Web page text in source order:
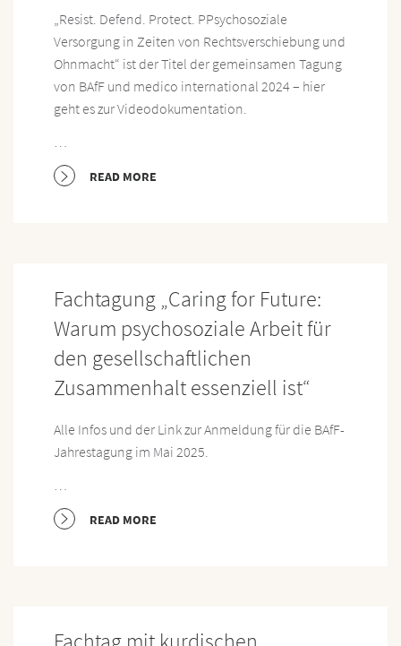
„Resist. Defend. Protect. PPsychosoziale
Versorgung in Zeiten von Rechtsverschiebung und
Ohnmacht“ ist der Titel der gemeinsamen Tagung
von BAfF und medico international 2024 – hier
geht es zur Videodokumentation.
…
READ MORE
Fachtagung „Caring for Future:
Warum psychosoziale Arbeit für
den gesellschaftlichen
Zusammenhalt essenziell ist“
Alle Infos und der Link zur Anmeldung für die BAfF-
Jahrestagung im Mai 2025.
READ MORE